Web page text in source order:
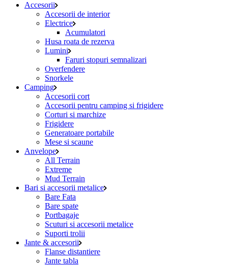
Accesorii
Accesorii de interior
Electrice
Acumulatori
Husa roata de rezerva
Lumini
Faruri stopuri semnalizari
Overfendere
Snorkele
Camping
Accesorii cort
Accesorii pentru camping si frigidere
Corturi si marchize
Frigidere
Generatoare portabile
Mese si scaune
Anvelope
All Terrain
Extreme
Mud Terrain
Bari si accesorii metalice
Bare Fata
Bare spate
Portbagaje
Scuturi si accesorii metalice
Suporti trolii
Jante & accesorii
Flanse distantiere
Jante tabla